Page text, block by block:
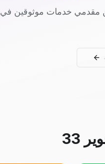
مقدمي خدمات موثوقين في
33